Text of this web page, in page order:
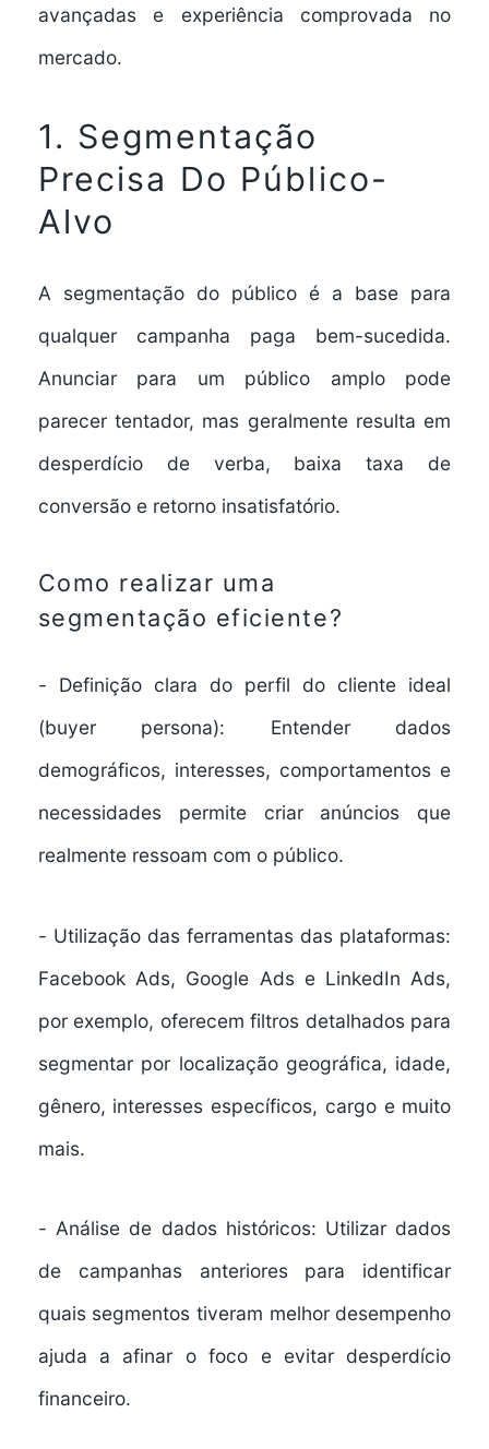
avançadas e experiência comprovada no
mercado.
1. Segmentação
Precisa Do Público-
Alvo
A segmentação do públicoé a base para
qualquer campanha paga bem-sucedida.
Anunciar para um público amplo pode
parecer tentador, mas geralmente resulta em
desperdício de verba, baixa taxa de
conversão e retorno insatisfatório.
Como realizar uma
segmentação eficiente?
- Definição clara do perfil do cliente ideal
(buyer persona): Entender dados
demográficos, interesses, comportamentos e
necessidades permite criar anúncios que
realmente ressoam com o público.
- Utilização das ferramentas das plataformas:
Facebook Ads, Google Ads e LinkedIn Ads,
por exemplo, oferecem filtros detalhados para
segmentar por localização geográfica, idade,
gênero, interesses específicos, cargo e muito
mais.
- Análise de dados históricos: Utilizar dados
de campanhas anteriores para identificar
quais segmentos tiveram melhor desempenho
ajuda a afinar o foco e evitar desperdício
financeiro.